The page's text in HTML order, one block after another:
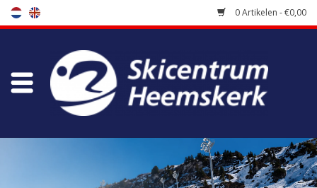
0 Artikelen - €0,00
Winkel